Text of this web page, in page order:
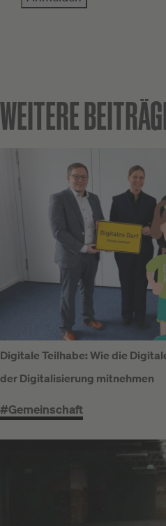
WEITERE
Digitale Teilhabe: Wie die
der Digitalisierung mitnehmen
#Gemeinschaft